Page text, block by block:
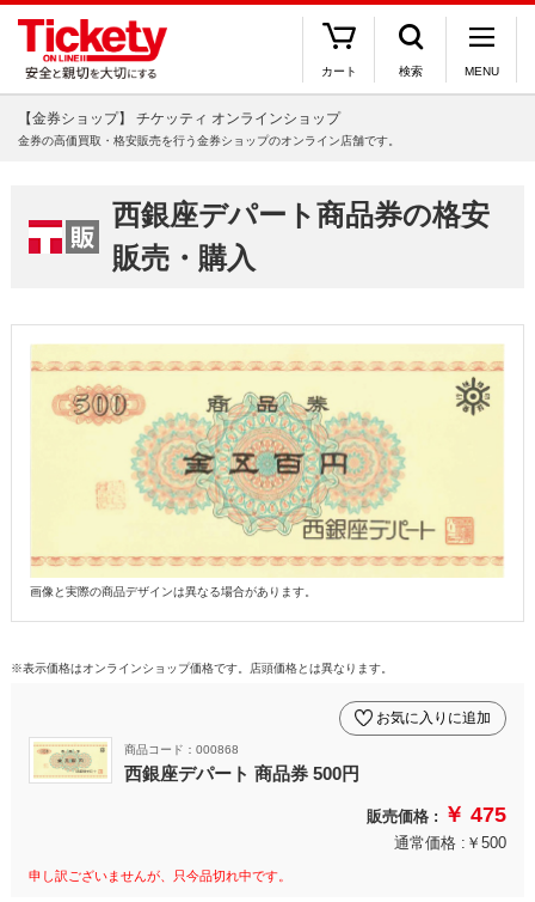
カート 検索 MENU
【金券ショップ】 チケッティ オンラインショップ
金券の高価買取・格安販売を行う金券ショップのオンライン店舗です。
西銀座デパート商品券の格安
販売・購入
画像と実際の商品デザインは異なる場合があります。
※表示価格はオンラインショップ価格です。店頭価格とは異なります。
商品コード：000868
西銀座デパート 商品券 500円
お気に入りに追加
販売価格 : ￥ 475
通常価格 :￥500
申し訳ございませんが、只今品切れ中です。